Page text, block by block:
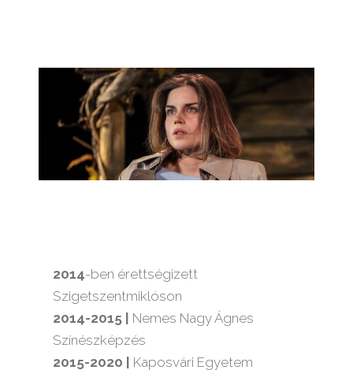
2014-ben érettségizett
Szigetszentmiklóson
2014-2015 |
Nemes Nagy Ágnes
Színészképzés
2015-2020 |
Kaposvári Egyetem